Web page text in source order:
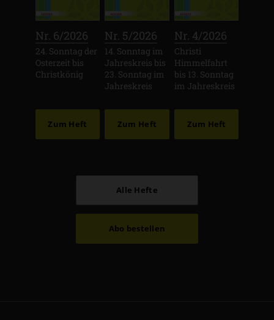
Nr. 6/2026
24. Sonntag der
Osterzeit bis
Christkönig
Zum Heft
Nr. 5/2026
14. Sonntag im
Jahreskreis bis
23. Sonntag im
Jahreskreis
Zum Heft
Nr. 4/2026
Christi
Himmelfahrt
bis 13. Sonntag
im Jahreskreis
Zum Heft
Alle Hefte
Abo bestellen